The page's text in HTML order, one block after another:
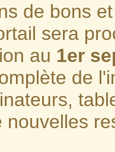
de bons
sera
au 1er
de
nouvelles